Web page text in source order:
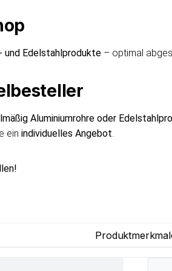
und Edelstahlprodukte – optimal
Aluminiumrohre oder
ein individuelles Angebot